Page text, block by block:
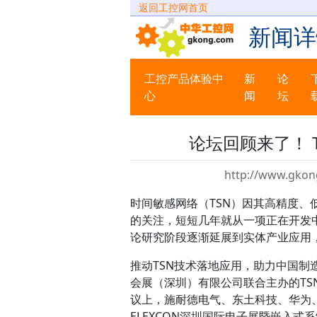
返回工控网首页
新闻
工控产品体验中
心
新
闻
论
坛
论坛回顾来了！
http://
时间敏感网络（TSN）因其高精度
的关注，短短几年就从一项正在开
论研究阶段逐渐延展到实体产业应
推动TSN技术落地应用，助力中国
会展（深圳）有限公司联合主办的
议上，施耐德电气、东土科技、华